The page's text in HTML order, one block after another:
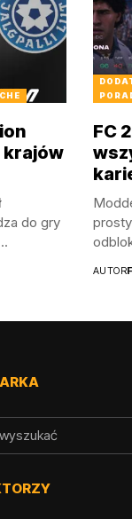
krajów
do gry
FC
AUTOR